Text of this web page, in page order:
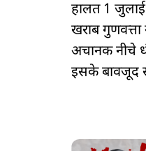
हालत 1
खराब
अचानक नीचे
इसके बावजूद